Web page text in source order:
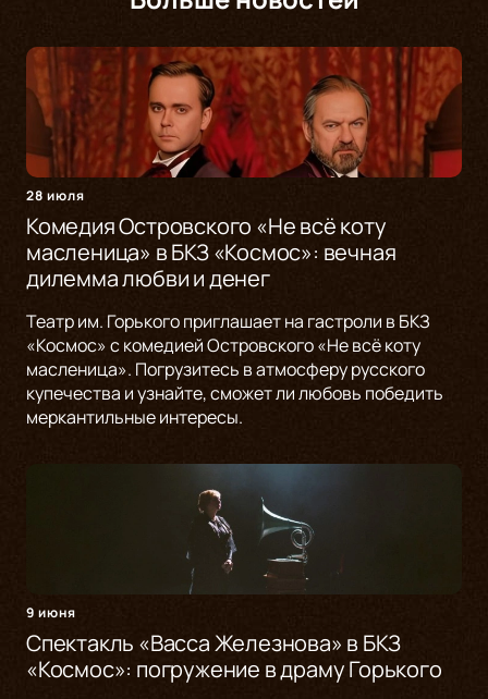
28 июля
Комедия Островского «Не всё коту
масленица» в БКЗ «Космос»: вечная
дилемма любви и денег
Театр им. Горького приглашает на гастроли в БКЗ
«Космос» с комедией Островского «Не всё коту
масленица». Погрузитесь в атмосферу русского
купечества и узнайте, сможет ли любовь победить
меркантильные интересы.
9 июня
Спектакль «Васса Железнова» в БКЗ
«Космос»: погружение в драму Горького